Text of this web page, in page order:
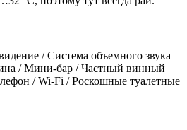
/ Система объемного звука
/ Мини-бар / Частный винный
/ Wi-Fi / Роскошные туалетные